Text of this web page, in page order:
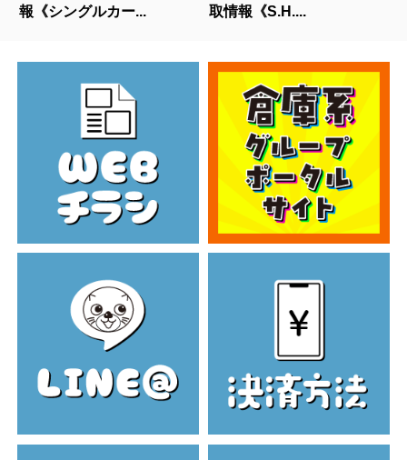
報《シングルカー...
取情報《S.H....